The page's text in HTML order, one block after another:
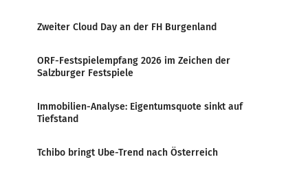
Zweiter Cloud Day an der FH Burgenland
ORF-Festspielempfang 2026 im Zeichen der
Salzburger Festspiele
Immobilien-Analyse: Eigentumsquote sinkt auf
Tiefstand
Tchibo bringt Ube-Trend nach Österreich